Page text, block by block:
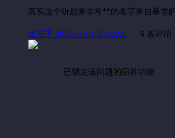
其实这个听起来非常**的名字来自暴雪
发布于 2015-11-01 20:42:06 6 条评论
已锁定该问题的回答功能